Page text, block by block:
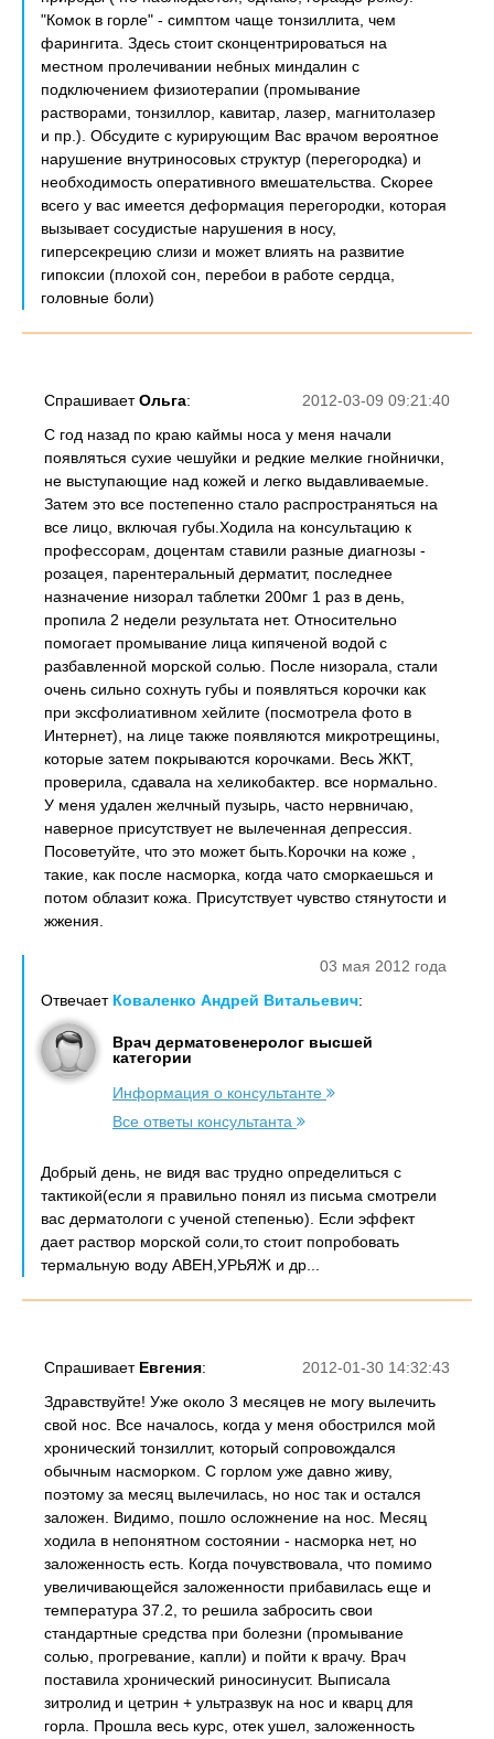
"Комок в горле" - симптом чаще тонзиллита, чем
фарингита. Здесь стоит сконцентрироваться на
местном пролечивании небных миндалин с
подключением физиотерапии (промывание
растворами, тонзиллор, кавитар, лазер, магнитолазер
и пр.). Обсудите с курирующим Вас врачом вероятное
нарушение внутриносовых структур (перегородка) и
необходимость оперативного вмешательства. Скорее
всего у вас имеется деформация перегородки, которая
вызывает сосудистые нарушения в носу,
гиперсекрецию слизи и может влиять на развитие
гипоксии (плохой сон, перебои в работе сердца,
головные боли)
2012-03-09 09:21:40
СпрашиваетОльга:
С год назад по краю каймы носа у меня начали
появляться сухие чешуйки и редкие мелкие гнойнички,
не выступающие над кожей и легко выдавливаемые.
Затем это все постепенно стало распространяться на
все лицо, включая губы.Ходила на консультацию к
профессорам, доцентам ставили разные диагнозы -
розацея, парентеральный дерматит, последнее
назначение низорал таблетки 200мг 1 раз в день,
пропила 2 недели результата нет. Относительно
помогает промывание лица кипяченой водой с
разбавленной морской солью. После низорала, стали
очень сильно сохнуть губы и появляться корочки как
при эксфолиативном хейлите (посмотрела фото в
Интернет), на лице также появляются микротрещины,
которые затем покрываются корочками. Весь ЖКТ,
проверила, сдавала на хеликобактер. все нормально.
У меня удален желчный пузырь, часто нервничаю,
наверное присутствует не вылеченная депрессия.
Посоветуйте, что это может быть.Корочки на коже ,
такие, как после насморка, когда чато сморкаешься и
потом облазит кожа. Присутствует чувство стянутости и
жжения.
03 мая 2012 года
Отвечает Коваленко Андрей Витальевич:
Врач дерматовенеролог высшей
категории
Информация о консультанте
Все ответы консультанта
Добрый день, не видя вас трудно определиться с
тактикой(если я правильно понял из письма смотрели
вас дерматологи с ученой степенью). Если эффект
дает раствор морской соли,то стоит попробовать
термальную воду АВЕН,УРЬЯЖ и др...
2012-01-30 14:32:43
Спрашивает Евгения:
Здравствуйте! Уже около 3 месяцев не могу вылечить
свой нос. Все началось, когда у меня обострился мой
хронический тонзиллит, который сопровождался
обычным насморком. С горлом уже давно живу,
поэтому за месяц вылечилась, но нос так и остался
заложен. Видимо, пошло осложнение на нос. Месяц
ходила в непонятном состоянии - насморка нет, но
заложенность есть. Когда почувствовала, что помимо
увеличивающейся заложенности прибавилась еще и
температура 37.2, то решила забросить свои
стандартные средства при болезни (промывание
солью, прогревание, капли) и пойти к врачу. Врач
поставила хронический риносинусит. Выписала
зитролид и цетрин + ультразвук на нос и кварц для
горла. Прошла весь курс, отек ушел, заложенность